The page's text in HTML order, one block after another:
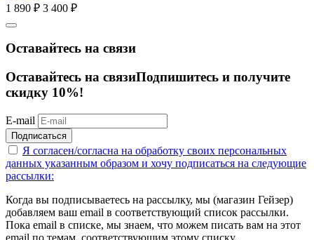
1 890 ₽ 3 400 ₽
Оставайтесь на связи
Оставайтесь на связиПодпишитесь и получите
скидку 10%!
E-mail
Подписаться
Я согласен/согласна на обработку своих персональных
данных указанным образом и хочу подписаться на следующие
рассылки:
Когда вы подписываетесь на рассылку, мы (магазин Гейзер)
добавляем ваш email в соответствующий список рассылки.
Пока email в списке, мы знаем, что можем писать вам на этот
email по темам, соответствующим этому списку.